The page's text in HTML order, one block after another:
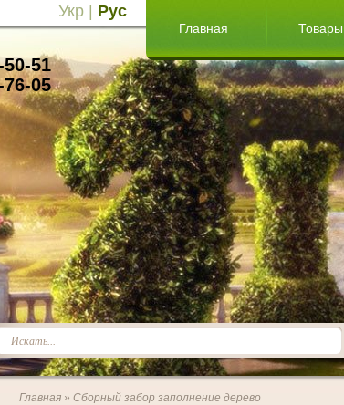
50-51
76-05
Укр Рус
Главная Товары
Главная » Сборный забор заполнение дерево